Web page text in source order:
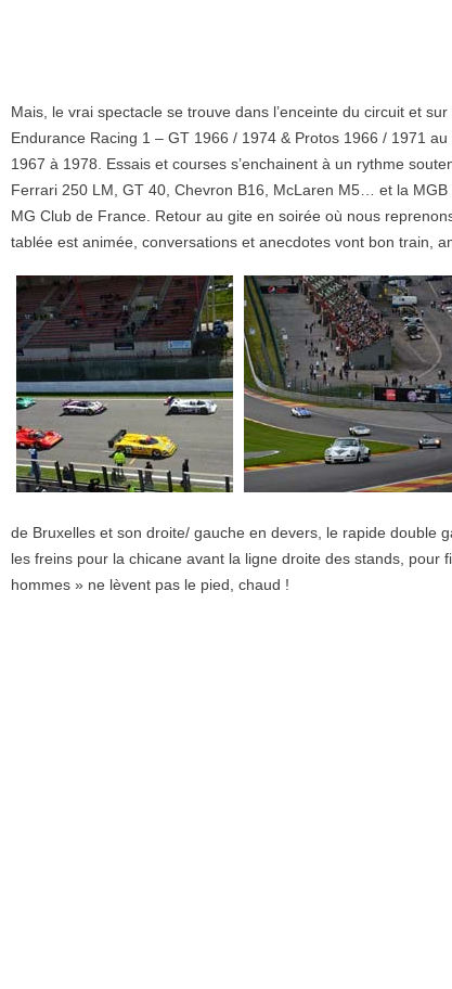
Mais, le vrai spectacle se trouve dans l’enceinte du circuit et
Endurance Racing 1 – GT 1966 / 1974 & Protos 1966 / 1971
1967 à 1978. Essais et courses s’enchainent à un rythme
Ferrari 250 LM, GT 40, Chevron B16, McLaren M5… et la
MG Club de France. Retour au gite en soirée où nous
tablée est animée, conversations et anecdotes vont bon train,
de Bruxelles et son droite/ gauche en devers, le rapide double
les freins pour la chicane avant la ligne droite des stands,
hommes » ne lèvent pas le pied, chaud !